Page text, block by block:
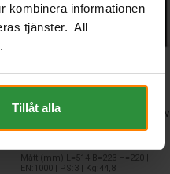
kombinera informationen
tjänster. All
Tillåt alla
Banner Buffalo Bull SHD PRO 12v
Mått (mm) L=514 B=223 H=220 |
EN:1000 | PS:3 | Kg:44,8